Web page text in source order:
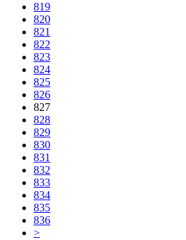
819
820
821
822
823
824
825
826
827
828
829
830
831
832
833
834
835
836
>